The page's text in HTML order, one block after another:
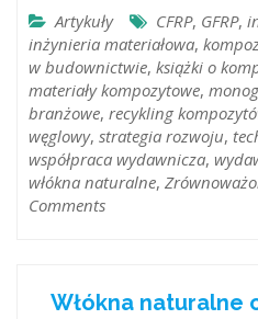
Artykuły CFRP, GFRP,
inżynieria materiałowa,
w budownictwie, książki o
materiały kompozytowe,
branżowe, recykling
węglowy, strategia rozwoju,
współpraca wydawnicza,
włókna naturalne,
Comments
Włókna naturalne